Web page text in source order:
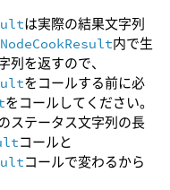
は実際の結果文字列
内で生
列を返すので、
をコールする前に必
をコールしてください。
ステータス文字列の長
コールと
コールで変わるから